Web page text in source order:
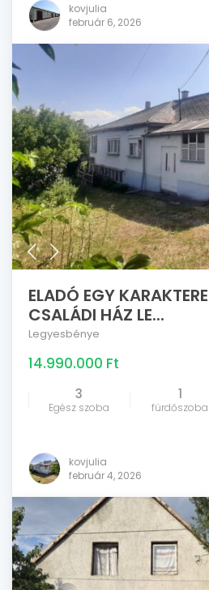
kovjulia
február 6, 2026
ELADÓ EGY
CSALÁDI HÁZ LE...
Legyesbénye
14.990.000 Ft
3
Egész szoba
1
fürdőszoba
kovjulia
február 4, 2026